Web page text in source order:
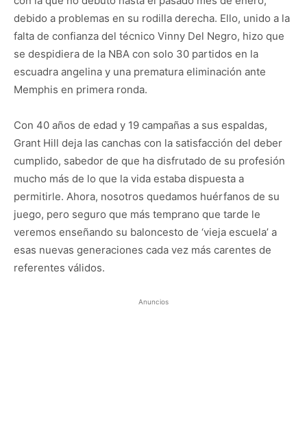
debido a problemas en su rodilla derecha. Ello, unido a la
falta de confianza del técnico Vinny Del Negro, hizo que
se despidiera de la NBA con solo 30 partidos en la
escuadra angelina y una prematura eliminación ante
Memphis en primera ronda.
Con 40 años de edad y 19 campañas a sus espaldas,
Grant Hill deja las canchas con la satisfacción del deber
cumplido, sabedor de que ha disfrutado de su profesión
mucho más de lo que la vida estaba dispuesta a
permitirle. Ahora, nosotros quedamos huérfanos de su
juego, pero seguro que más temprano que tarde le
veremos enseñando su baloncesto de ‘vieja escuela’ a
esas nuevas generaciones cada vez más carentes de
referentes válidos.
Anuncios